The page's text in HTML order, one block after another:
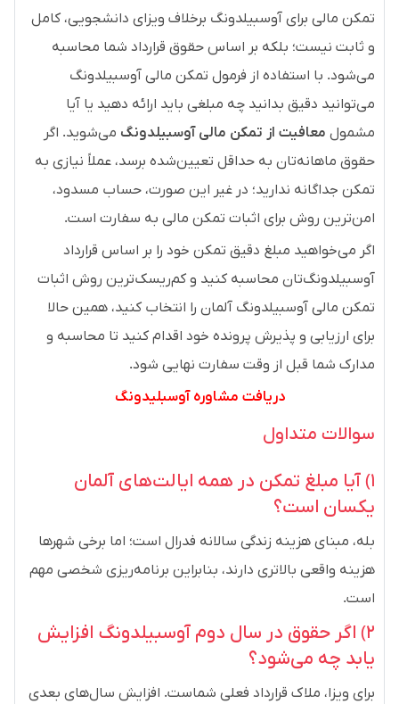
تمکن مالی برای آوسبیلدونگ برخلاف ویزای دانشجویی، کامل
و ثابت نیست؛ بلکه بر اساس حقوق قرارداد شما محاسبه
می‌شود. با استفاده از فرمول تمکن مالی آوسبیلدونگ
می‌توانید دقیق بدانید چه مبلغی باید ارائه دهید یا آیا
مشمول معافیت از تمکن مالی آوسبیلدونگ می‌شوید. اگر
حقوق ماهانه‌تان به حداقل تعیین‌شده برسد، عملاً نیازی به
تمکن جداگانه ندارید؛ در غیر این صورت، حساب مسدود،
امن‌ترین روش برای اثبات تمکن مالی به سفارت است.
اگر می‌خواهید مبلغ دقیق تمکن خود را بر اساس قرارداد
آوسبیلدونگ‌تان محاسبه کنید و کم‌ریسک‌ترین روش اثبات
تمکن مالی آوسبیلدونگ آلمان را انتخاب کنید، همین حالا
برای ارزیابی و پذیرش پرونده خود اقدام کنید تا محاسبه و
مدارک شما قبل از وقت سفارت نهایی شود.
دریافت مشاوره آوسبلیدونگ
سوالات متداول
۱) آیا مبلغ تمکن در همه ایالت‌های آلمان
یکسان است؟
بله، مبنای هزینه زندگی سالانه فدرال است؛ اما برخی شهرها
هزینه واقعی بالاتری دارند، بنابراین برنامه‌ریزی شخصی مهم
است.
۲) اگر حقوق در سال دوم آوسبیلدونگ افزایش
یابد چه می‌شود؟
برای ویزا، ملاک قرارداد فعلی شماست. افزایش سال‌های بعدی